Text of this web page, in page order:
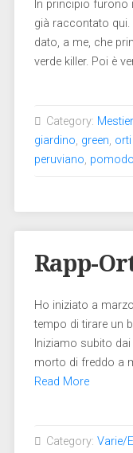
In principio furono
già raccontato
dato, a me, che
verde killer. Poi è
Category:
giardino, green,
peruviano,
Rapp-
Ho iniziato a
tempo di tirare un
Iniziamo subito
morto di freddo a
Read More
Category: Varie/